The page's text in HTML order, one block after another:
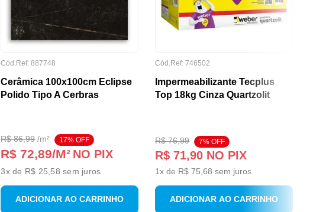
Cód.Ref:887748
Cerâmica 100x100cm Eclipse
Polido Tipo A Cerbras
R$ 86,99/m² 17% OFF
R$ 72,89/M² NO PIX
3x de R$ 25,58 sem juros
ADICIONAR AO CARRINHO
Cód.Ref:746502
Impermeabilizante Tecplus
Top 18kg Cinza Quartzolit
R$ 76,99 7% OFF
R$ 71,90 NO PIX
1x de R$ 75 ,68 sem juros
ADICIONAR AO CARRINHO